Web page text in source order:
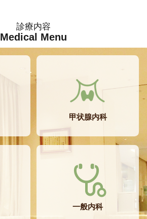
診療内容
Medical Menu
甲状腺内科
一般内科